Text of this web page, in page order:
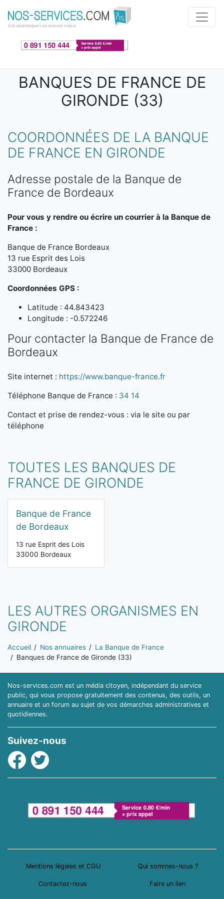
Aller au contenu principal
BANQUES DE FRANCE DE
GIRONDE (33)
COORDONNÉES DE LA BANQUE
DE FRANCE EN GIRONDE
Adresse postale de la Banque de
France de Bordeaux
Pour vous y rendre ou écrire un courrier à la Banque de
France :
Banque de France Bordeaux
13 rue Esprit des Lois
33000 Bordeaux
Coordonnées GPS :
Latitude : 44.843423
Longitude : -0.572246
Pour contacter la Banque de France de
Bordeaux
Site internet : https://www.banque-france.fr
Téléphone Banque de France : 34 14
Contact et prise de rendez-vous : via le site ou par
téléphone
TOUTES LES BANQUES DE
FRANCE DE GIRONDE
Banque de France
de Bordeaux
13 rue Esprit des Lois
33000 Bordeaux
LES AUTRES ORGANISMES EN
GIRONDE
Vous êtes ici:
Accueil Nos annuaires
La Banque de France
Banques de France de Gironde (33)
Nos-services.com est un média citoyen, indépendant du service
public, qui vous propose gratuitement des contenus, des outils, un
annuaire et un forum au sujet de vos démarches administratives et
quotidiennes.
Suivez-nous
Facebook
Twitter
Mentions légales et CGU Qui sommes-nous ?
Contactez-nous Faire un lien